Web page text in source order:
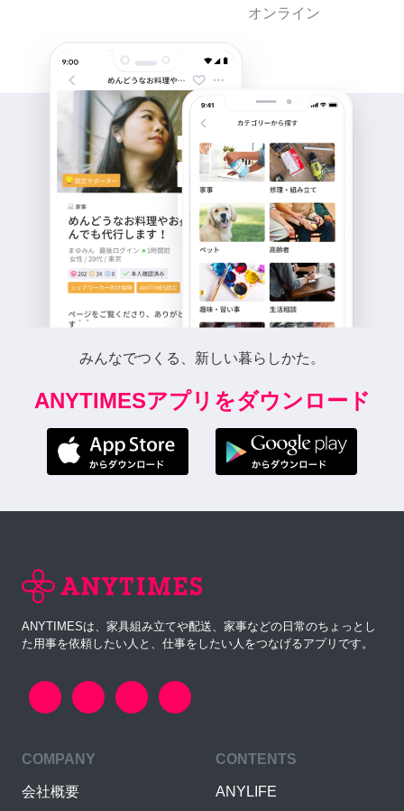
オンライン
みんなでつくる、新しい暮らしかた。
ANYTIMESアプリをダウンロード
ANYTIMESは、家具組み立てや配送、家事などの日常のちょっとし
た用事を依頼したい人と、仕事をしたい人をつなげるアプリです。
COMPANY
会社概要
CONTENTS
ANYLIFE